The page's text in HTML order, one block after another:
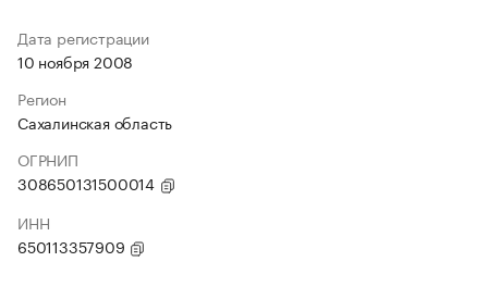
Дата регистрации
10 ноября 2008
Регион
Сахалинская область
ОГРНИП
308650131500014
ИНН
650113357909